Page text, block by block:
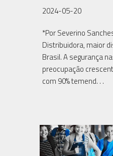
2024-05-20
*Por Severino
Distribuidora, maior
Brasil. A segurança
preocupação
com 90% temend. . .